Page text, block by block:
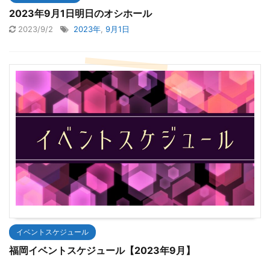
2023年9月1日明日のオシホール
2023/9/2 2023年 9月1日
イベントスケジュール
福岡イベントスケジュール【2023年9月】